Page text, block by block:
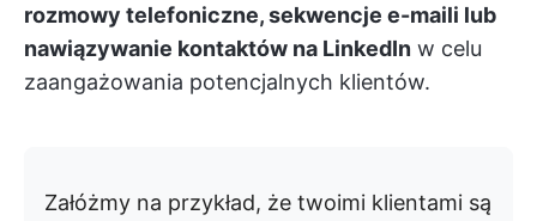
rozmowy telefoniczne, sekwencje e-maili lub
nawiązywanie kontaktów na LinkedIn w celu
zaangażowania potencjalnych klientów.
Załóżmy na przykład, że twoimi klientami są